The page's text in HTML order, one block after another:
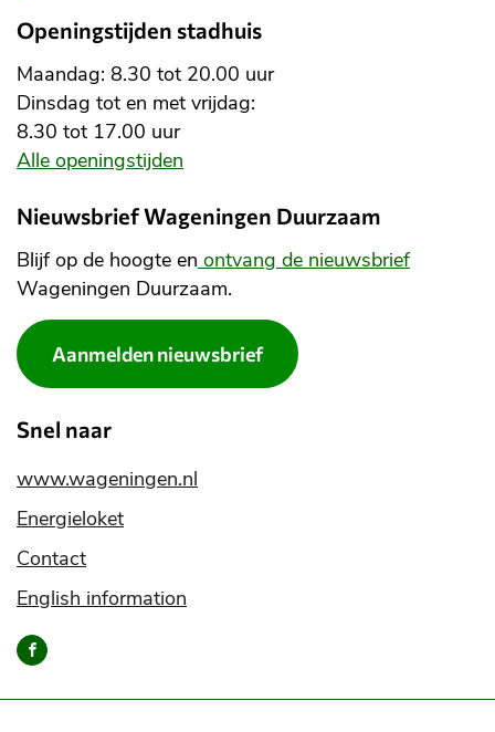
Openingstijden stadhuis
Maandag: 8.30 tot 20.00 uur
Dinsdag tot en met vrijdag:
8.30 tot 17.00 uur
Alle openingstijden
Nieuwsbrief Wageningen Duurzaam
Blijf op de hoogte en ontvang de nieuwsbrief
Wageningen Duurzaam.
Aanmelden nieuwsbrief
Snel naar
www.wageningen.nl
Energieloket
Contact
English information
Bereik
ons